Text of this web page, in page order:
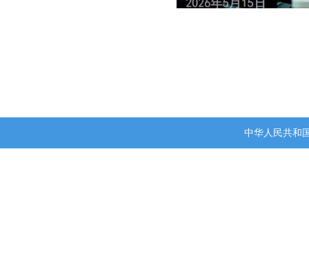
中华人民共和